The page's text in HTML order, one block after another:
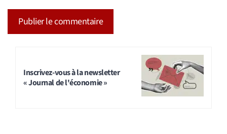
Inscrivez-vous à la newsletter
« Journal de l'économie »